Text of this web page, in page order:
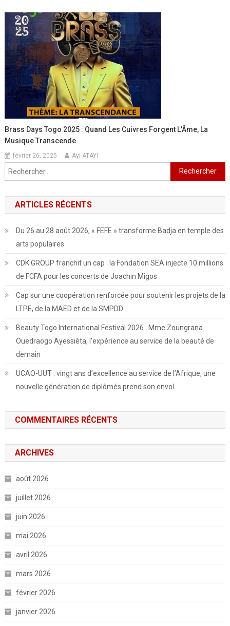
Brass Days Togo 2025 : Quand Les Cuivres Forgent L’Âme, La
Musique Transcende
février 26, 2025 Ayi ATAYI
Rechercher :
ARTICLES RÉCENTS
Du 26 au 28 août 2026, « FEFE » transforme Badja en temple des
arts populaires
CDK GROUP franchit un cap : la Fondation SEA injecte 10 millions
de FCFA pour les concerts de Joachin Migos
Cap sur une coopération renforcée pour soutenir les projets de la
LTPE, de la MAED et de la SMPDD
Beauty Togo International Festival 2026 : Mme Zoungrana
Ouedraogo Ayessièta, l’expérience au service de la beauté de
demain
UCAO-UUT : vingt ans d’excellence au service de l’Afrique, une
nouvelle génération de diplômés prend son envol
COMMENTAIRES RÉCENTS
ARCHIVES
août 2026
juillet 2026
juin 2026
mai 2026
avril 2026
mars 2026
février 2026
janvier 2026